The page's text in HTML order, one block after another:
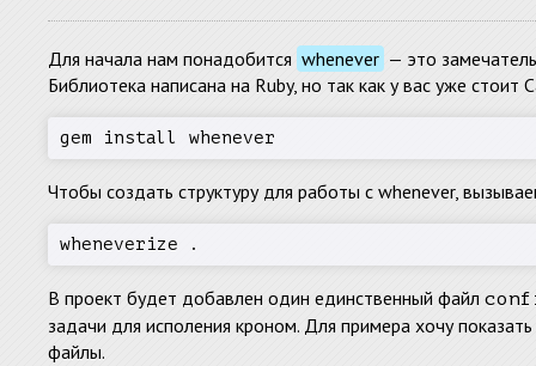
Для начала нам понадобится whenever — это
Библиотека написана на Ruby, но так как у вас уже
gem install whenever
Чтобы создать структуру для работы с whenever,
wheneverize .
В проект будет добавлен один единственный файл
задачи для исполения кроном. Для примера хочу
файлы.